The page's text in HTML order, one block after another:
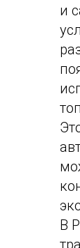
и
В